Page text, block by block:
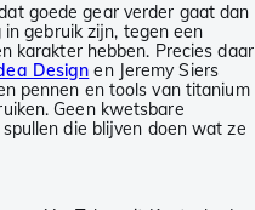
goede gear verder gaat dan
gebruik zijn, tegen een
karakter hebben. Precies daar
Design en Jeremy Siers
pennen en tools van titanium
Geen kwetsbare
die blijven doen wat ze